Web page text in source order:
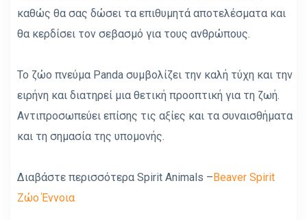
καθώς θα σας δώσει τα επιθυμητά αποτελέσματα και
θα κερδίσει τον σεβασμό για τους ανθρώπους.
Το ζώο πνεύμα Panda συμβολίζει την καλή τύχη και την
ειρήνη και διατηρεί μια θετική προοπτική για τη ζωή.
Αντιπροσωπεύει επίσης τις αξίες και τα συναισθήματα
και τη σημασία της υπομονής.
Διαβάστε περισσότερα Spirit Animals –Beaver Spirit
Ζώο Έννοια